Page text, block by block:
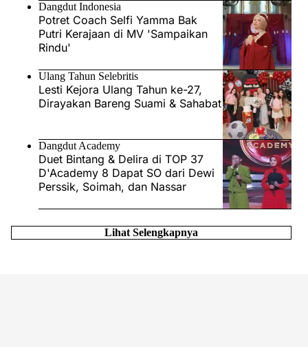
Dangdut Indonesia
Potret Coach Selfi Yamma Bak
Putri Kerajaan di MV 'Sampaikan
Rindu'
Ulang Tahun Selebritis
Lesti Kejora Ulang Tahun ke-27,
Dirayakan Bareng Suami & Sahabat
Dangdut Academy
Duet Bintang & Delira di TOP 37
D'Academy 8 Dapat SO dari Dewi
Perssik, Soimah, dan Nassar
Lihat Selengkapnya